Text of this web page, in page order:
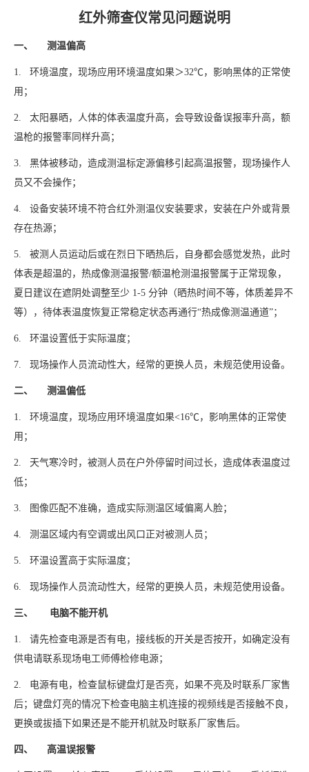
红外筛查仪常见问题说明
一、 测温偏高
1. 环境温度，现场应用环境温度如果＞32℃，影响黑体的正常使
用；
2. 太阳暴晒，人体的体表温度升高，会导致设备误报率升高，额
温枪的报警率同样升高；
3. 黑体被移动，造成测温标定源偏移引起高温报警，现场操作人
员又不会操作；
4. 设备安装环境不符合红外测温仪安装要求，安装在户外或背景
存在热源；
5. 被测人员运动后或在烈日下晒热后，自身都会感觉发热，此时
体表是超温的，热成像测温报警/额温枪测温报警属于正常现象，
夏日建议在遮阴处调整至少 1-5 分钟（晒热时间不等，体质差异不
等），待体表温度恢复正常稳定状态再通行“热成像测温通道”；
6. 环温设置低于实际温度；
7. 现场操作人员流动性大，经常的更换人员，未规范使用设备。
二、 测温偏低
1. 环境温度，现场应用环境温度如果<16℃，影响黑体的正常使
用；
2. 天气寒冷时，被测人员在户外停留时间过长，造成体表温度过
低；
3. 图像匹配不准确，造成实际测温区域偏离人脸；
4. 测温区域内有空调或出风口正对被测人员；
5. 环温设置高于实际温度；
6. 现场操作人员流动性大，经常的更换人员，未规范使用设备。
三、 电脑不能开机
1. 请先检查电源是否有电，接线板的开关是否按开，如确定没有
供电请联系现场电工师傅检修电源；
2. 电源有电，检查鼠标键盘灯是否亮，如果不亮及时联系厂家售
后；键盘灯亮的情况下检查电脑主机连接的视频线是否接触不良，
更换或拔插下如果还是不能开机就及时联系厂家售后。
四、 高温误报警